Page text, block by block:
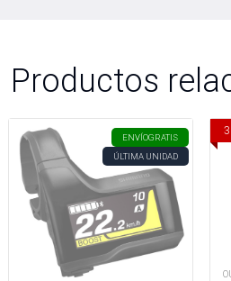
Productos
ENVÍOGRATIS
ÚLTIMA UNIDAD